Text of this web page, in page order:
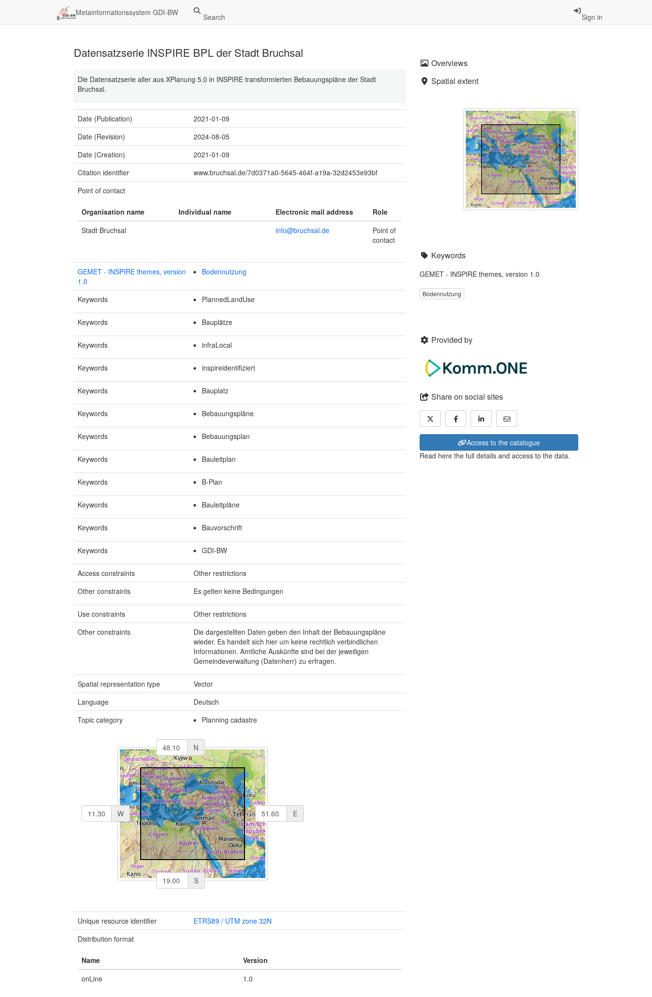
Metainformationssystem GDI-BW Search Sign in
Datensatzserie INSPIRE BPL der Stadt Bruchsal
Die Datensatzserie aller aus XPlanung 5.0 in INSPIRE transformierten Bebauungspläne der Stadt
Bruchsal.
Date (Publication)
2021-01-09
Date (Revision)
2024-08-05
Date (Creation)
2021-01-09
Citation identifier
www.bruchsal.de/7d0371a0-5645-464f-a19a-32d2453e93bf
Point of contact
Organisation name Individual name Electronic mail address
Role
Stadt Bruchsal
info@bruchsal.de
Point of
contact
GEMET - INSPIRE themes, version
1.0
Bodennutzung
Keywords PlannedLandUse
Keywords Bauplätze
Keywords infraLocal
Keywords inspireidentifiziert
Keywords Bauplatz
Keywords Bebauungspläne
Keywords Bebauungsplan
Keywords Bauleitplan
Keywords B-Plan
Keywords Bauleitpläne
Keywords Bauvorschrift
Keywords GDI-BW
Access constraints
Other restrictions
Other constraints
Es gelten keine Bedingungen
Use constraints
Other restrictions
Other constraints
Die dargestellten Daten geben den Inhalt der Bebauungspläne
wieder. Es handelt sich hier um keine rechtlich verbindlichen
Informationen. Amtliche Auskünfte sind bei der jeweiligen
Gemeindeverwaltung (Datenherr) zu erfragen.
Spatial representation type
Vector
Language
Deutsch
Topic category
Planning cadastre
N
S
E
W
Unique resource identifier
ETRS89 / UTM zone 32N
Distribution format
Name
Version
onLine
1.0
Overviews
Spatial extent
Keywords
GEMET - INSPIRE themes, version 1.0
Bodennutzung
Provided by
Share on social sites
Access to the catalogue
Read here the full details and access to the data.